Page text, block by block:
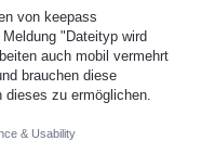
von keepass
"Dateityp wird
auch mobil vermehrt
brauchen diese
dieses zu ermöglichen.
& Usability